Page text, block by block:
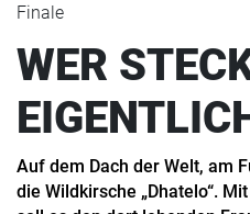
Finale
WER
Auf dem Dach der Welt, am
die Wildkirsche „Dhatelo“.